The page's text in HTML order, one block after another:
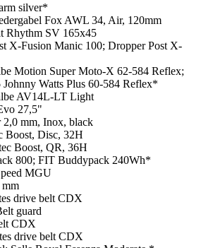
silver*
Fox AWL 34, Air, 120mm
Rhythm SV 165x45
X-Fusion Manic 100; Dropper Post X-
Motion Super Moto-X 62-584 Reflex;
Watts Plus 60-584 Reflex*
AV14L-LT Light
27,5"
2,0 mm, Inox, black
Boost, Disc, 32H
Boost, QR, 36H
800; FIT Buddypack 240Wh*
MGU
drive belt CDX
guard
CDX
drive belt CDX